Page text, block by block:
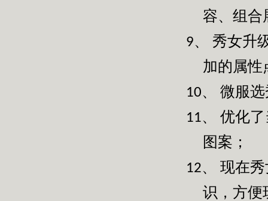
容、组合
9、
秀女升
加的属性
10、 微服
11、
优化
图案；
12、
现在
识，方便